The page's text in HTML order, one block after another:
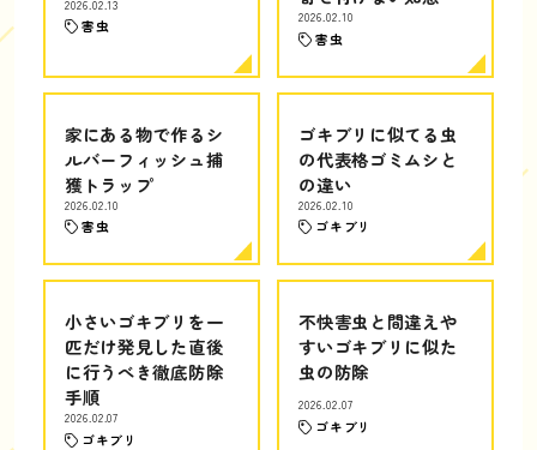
2026.02.13
害虫
2026.02.10
害虫
家にある物で作るシ
ルバーフィッシュ捕
獲トラップ
2026.02.10
害虫
ゴキブリに似てる虫
の代表格ゴミムシと
の違い
2026.02.10
ゴキブリ
小さいゴキブリを一
匹だけ発見した直後
に行うべき徹底防除
手順
2026.02.07
ゴキブリ
不快害虫と間違えや
すいゴキブリに似た
虫の防除
2026.02.07
ゴキブリ